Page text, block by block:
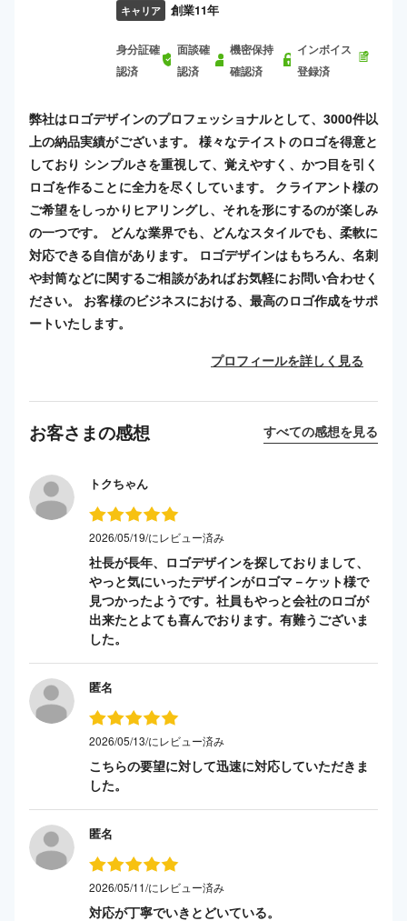
キャリア 創業11年
身分証確
認済
面談確
認済
機密保持
確認済
インボイス
登録済
弊社はロゴデザインのプロフェッショナルとして、3000件以
上の納品実績がございます。 様々なテイストのロゴを得意と
しており シンプルさを重視して、覚えやすく、かつ目を引く
ロゴを作ることに全力を尽くしています。 クライアント様の
ご希望をしっかりヒアリングし、それを形にするのが楽しみ
の一つです。 どんな業界でも、どんなスタイルでも、柔軟に
対応できる自信があります。 ロゴデザインはもちろん、名刺
や封筒などに関するご相談があればお気軽にお問い合わせく
ださい。 お客様のビジネスにおける、最高のロゴ作成をサポ
ートいたします。
プロフィールを詳しく見る
お客さまの感想 すべての感想を見る
トクちゃん
2026/05/19/にレビュー済み
社長が長年、ロゴデザインを探しておりまして、
やっと気にいったデザインがロゴマ－ケット様で
見つかったようです。社員もやっと会社のロゴが
出来たとよても喜んでおります。有難うございま
した。
匿名
2026/05/13/にレビュー済み
こちらの要望に対して迅速に対応していただきま
した。
匿名
2026/05/11/にレビュー済み
対応が丁寧でいきとどいている。